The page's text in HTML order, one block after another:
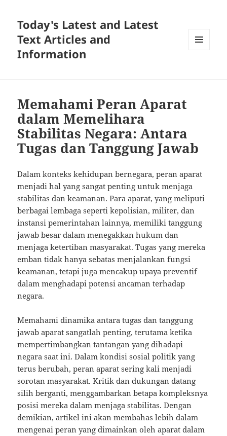
Today's Latest and Latest
Text Articles and
Information
Memahami Peran Aparat
dalam Memelihara
Stabilitas Negara: Antara
Tugas dan Tanggung Jawab
Dalam konteks kehidupan bernegara, peran aparat
menjadi hal yang sangat penting untuk menjaga
stabilitas dan keamanan. Para aparat, yang meliputi
berbagai lembaga seperti kepolisian, militer, dan
instansi pemerintahan lainnya, memiliki tanggung
jawab besar dalam menegakkan hukum dan
menjaga ketertiban masyarakat. Tugas yang mereka
emban tidak hanya sebatas menjalankan fungsi
keamanan, tetapi juga mencakup upaya preventif
dalam menghadapi potensi ancaman terhadap
negara.
Memahami dinamika antara tugas dan tanggung
jawab aparat sangatlah penting, terutama ketika
mempertimbangkan tantangan yang dihadapi
negara saat ini. Dalam kondisi sosial politik yang
terus berubah, peran aparat sering kali menjadi
sorotan masyarakat. Kritik dan dukungan datang
silih berganti, menggambarkan betapa kompleksnya
posisi mereka dalam menjaga stabilitas. Dengan
demikian, artikel ini akan membahas lebih dalam
mengenai peran yang dimainkan oleh aparat dalam